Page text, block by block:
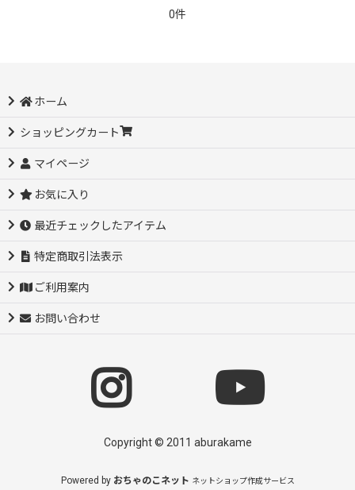
0件
ホーム
ショッピングカート
マイページ
お気に入り
最近チェックしたアイテム
特定商取引法表示
ご利用案内
お問い合わせ
Copyright © 2011 aburakame
Powered by おちゃのこネット ネットショップ作成サービス